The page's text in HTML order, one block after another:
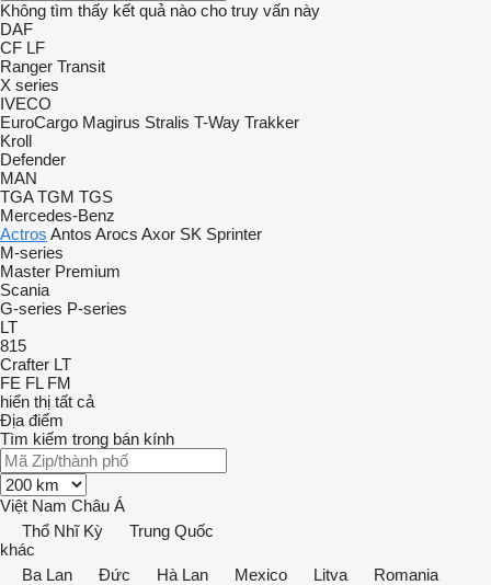
Không tìm thấy kết quả nào cho truy vấn này
DAF
CF LF
Ranger Transit
X series
IVECO
EuroCargo Magirus Stralis T-Way Trakker
Kroll
Defender
MAN
TGA TGM TGS
Mercedes-Benz
Actros Antos Arocs Axor SK Sprinter
M-series
Master Premium
Scania
G-series P-series
LT
815
Crafter LT
FE FL FM
hiển thị tất cả
Địa điểm
Tìm kiếm trong bán kính
Việt Nam Châu Á
Thổ Nhĩ Kỳ
Trung Quốc
khác
Ba Lan
Đức Hà Lan Mexico Litva
Romania